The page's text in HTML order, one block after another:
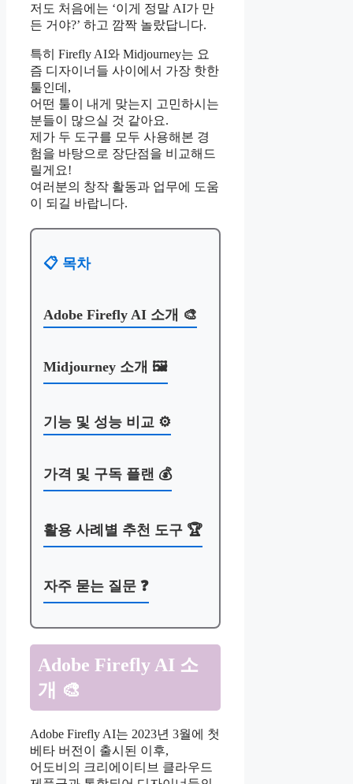
저도 처음에는 ‘이게 정말 AI가 만
든 거야?’ 하고 깜짝 놀랐답니다.
특히 Firefly AI와 Midjourney는 요
즘 디자이너들 사이에서 가장 핫한
툴인데,
어떤 툴이 내게 맞는지 고민하시는
분들이 많으실 것 같아요.
제가 두 도구를 모두 사용해본 경
험을 바탕으로 장단점을 비교해드
릴게요!
여러분의 창작 활동과 업무에 도움
이 되길 바랍니다.
📋 목차
Adobe Firefly AI 소개 🎨
Midjourney 소개 🖼️
기능 및 성능 비교 ⚙️
가격 및 구독 플랜 💰
활용 사례별 추천 도구 🏆
자주 묻는 질문 ❓
Adobe Firefly AI 소
개 🎨
Adobe Firefly AI는 2023년 3월에 첫
베타 버전이 출시된 이후,
어도비의 크리에이티브 클라우드